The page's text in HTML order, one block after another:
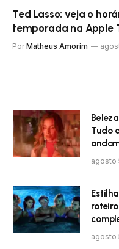
Ted Lasso: veja o
temporada na Apple
Por Matheus Amorim
Tudo
agosto
agosto